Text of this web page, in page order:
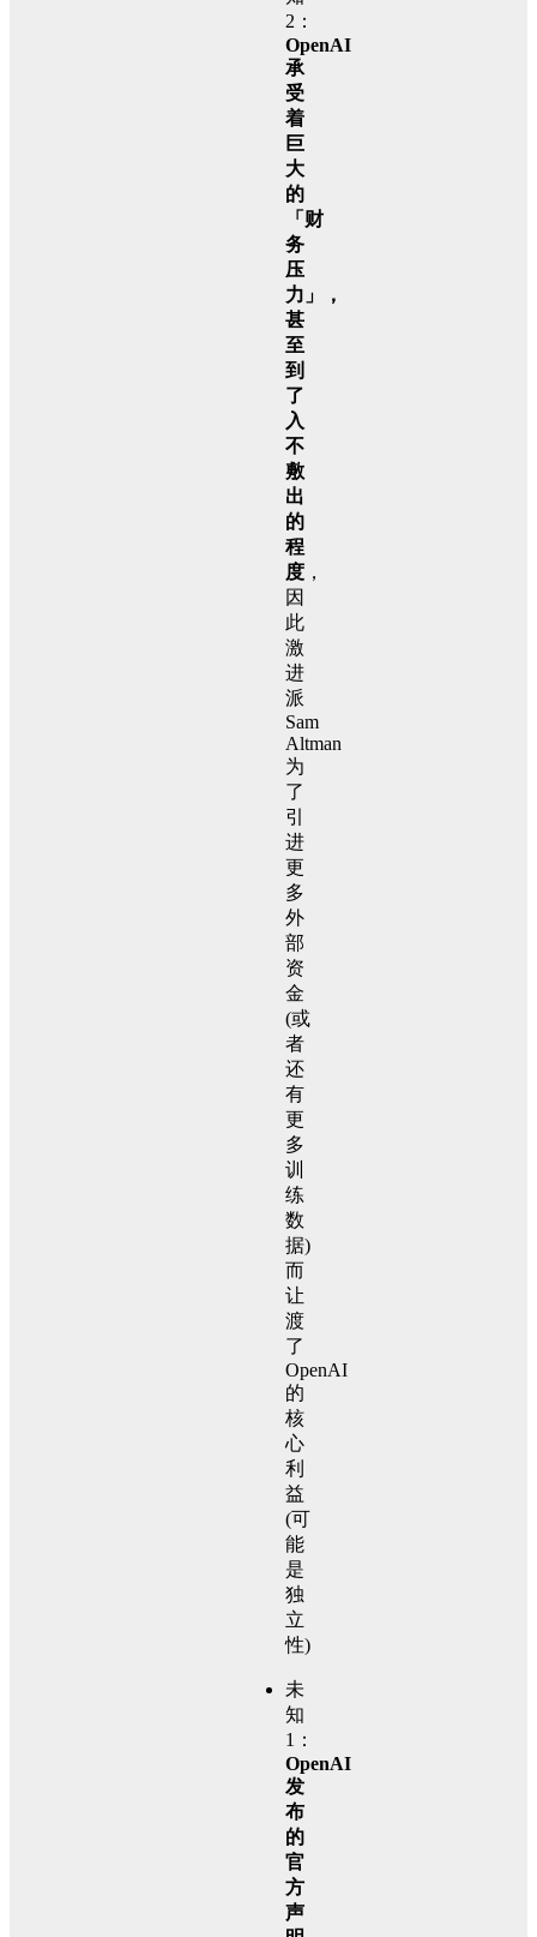
2：
OpenAI
承
受
着
巨
大
的
「财
务
压
力」，
甚
至
到
了
入
不
敷
出
的
程
度 ，
因
此
激
进
派
Sam
Altman
为
了
引
进
更
多
外
部
资
金
(或
者
还
有
更
多
训
练
数
据)
而
让
渡
了
OpenAI
的
核
心
利
益
(可
能
是
独
立
性)
未
知
1：
OpenAI
发
布
的
官
方
声